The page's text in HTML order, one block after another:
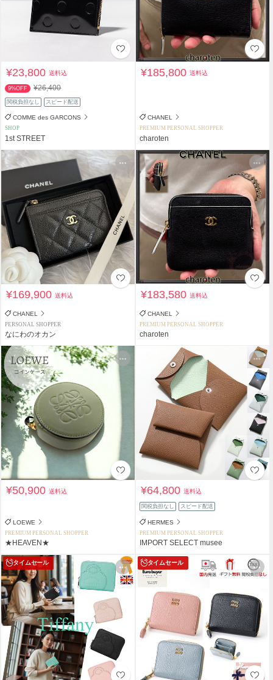
¥23,800送料込
9%OFF ¥26,400
関税負担なし スピード配送
COMME des GARCONS
SHOP
1st STREET
¥185,800送料込
CHANEL
PREMIUM PERSONAL SHOPPER
charoten
¥169,900送料込
CHANEL
PERSONAL SHOPPER
なにわのオカン
¥183,580送料込
CHANEL
PREMIUM PERSONAL SHOPPER
charoten
¥50,900送料込
LOEWE
PREMIUM PERSONAL SHOPPER
★HEAVEN★
¥64,800送料込
関税負担なし スピード配送
HERMES
PREMIUM PERSONAL SHOPPER
IMPORT SELECT musee
タイムセール タイムセール